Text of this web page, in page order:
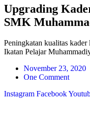
Upgrading
SMK
Peningkatan kualitas
Ikatan Pelajar
November 23, 2020
One Comment
Instagram Facebook